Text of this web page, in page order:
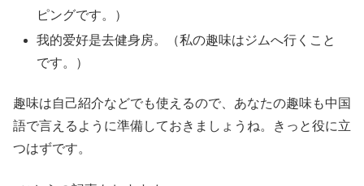
ピングです。）
我的爱好是去健身房。（私の趣味はジムへ行くこと
です。）
趣味は自己紹介などでも使えるので、あなたの趣味も中国
語で言えるように準備しておきましょうね。きっと役に立
つはずです。